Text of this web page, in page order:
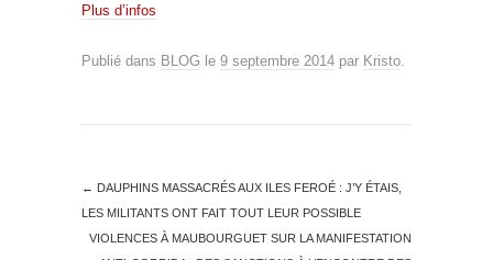
Plus d’infos
Publié dans BLOG le 9 septembre 2014 par Kristo
← DAUPHINS MASSACRÉS AUX ILES FEROÉ : J’Y ÉTAIS,
LES MILITANTS ONT FAIT TOUT LEUR POSSIBLE
VIOLENCES À MAUBOURGUET SUR LA MANIFESTATION